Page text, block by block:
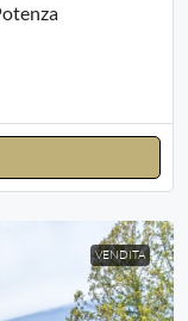
VENDITA